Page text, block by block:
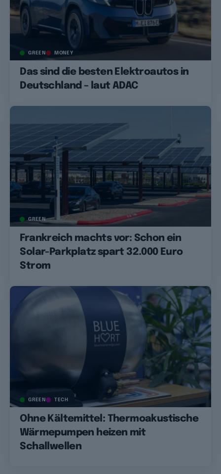
GREEN MONEY
Das sind die besten Elektroautos in
Deutschland – laut ADAC
GREEN
Frankreich machts vor: Schon ein
Solar-Parkplatz spart 32.000 Euro
Strom
GREEN TECH
Ohne Kältemittel: Thermoakustische
Wärmepumpen heizen mit
Schallwellen